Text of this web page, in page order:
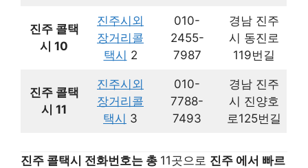
진주 콜택
시 10
진주시외
장거리콜
택시 2
010-
2455-
7987
경남 진주
시 동진로
119번길
진주 콜택
시 11
진주시외
장거리콜
택시 3
010-
7788-
7493
경남 진주
시 진양호
로125번길
진주 콜택시 전화번호는 총 11곳으로 진주 에서 빠르